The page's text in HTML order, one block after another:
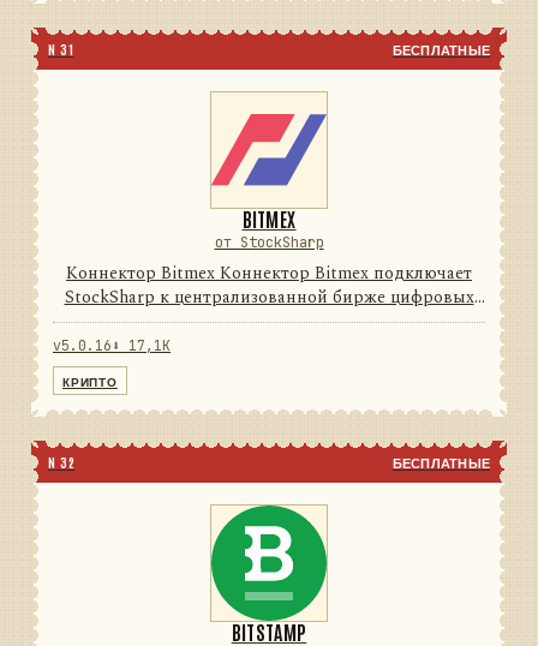
N 31 БЕСПЛАТНЫЕ
BITMEX
от StockSharp
Коннектор Bitmex Коннектор Bitmex подключает
StockSharp к централизованной бирже цифровых
активов. Он переводит данные и операции
провайдера в единую модель сообщений
StockSharp, поэтому приложения мо...
v5.0.16 ⬇ 17,1K
КРИПТО
N 32 БЕСПЛАТНЫЕ
BITSTAMP